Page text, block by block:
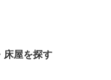
床屋を探す